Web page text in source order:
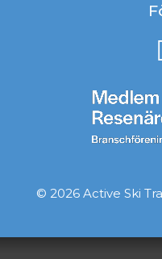
© 2026 Active Ski